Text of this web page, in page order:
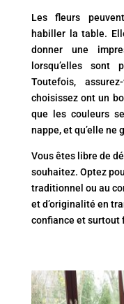
Les fleurs
habiller la table.
donner une
lorsqu’elles
Toutefois,
choisissez ont un
que les couleurs
nappe, et qu’elle ne
Vous êtes libre de
souhaitez. Optez
traditionnel ou au
et d’originalité en
confiance et surtout